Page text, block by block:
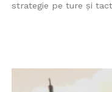
strategie pe ture și